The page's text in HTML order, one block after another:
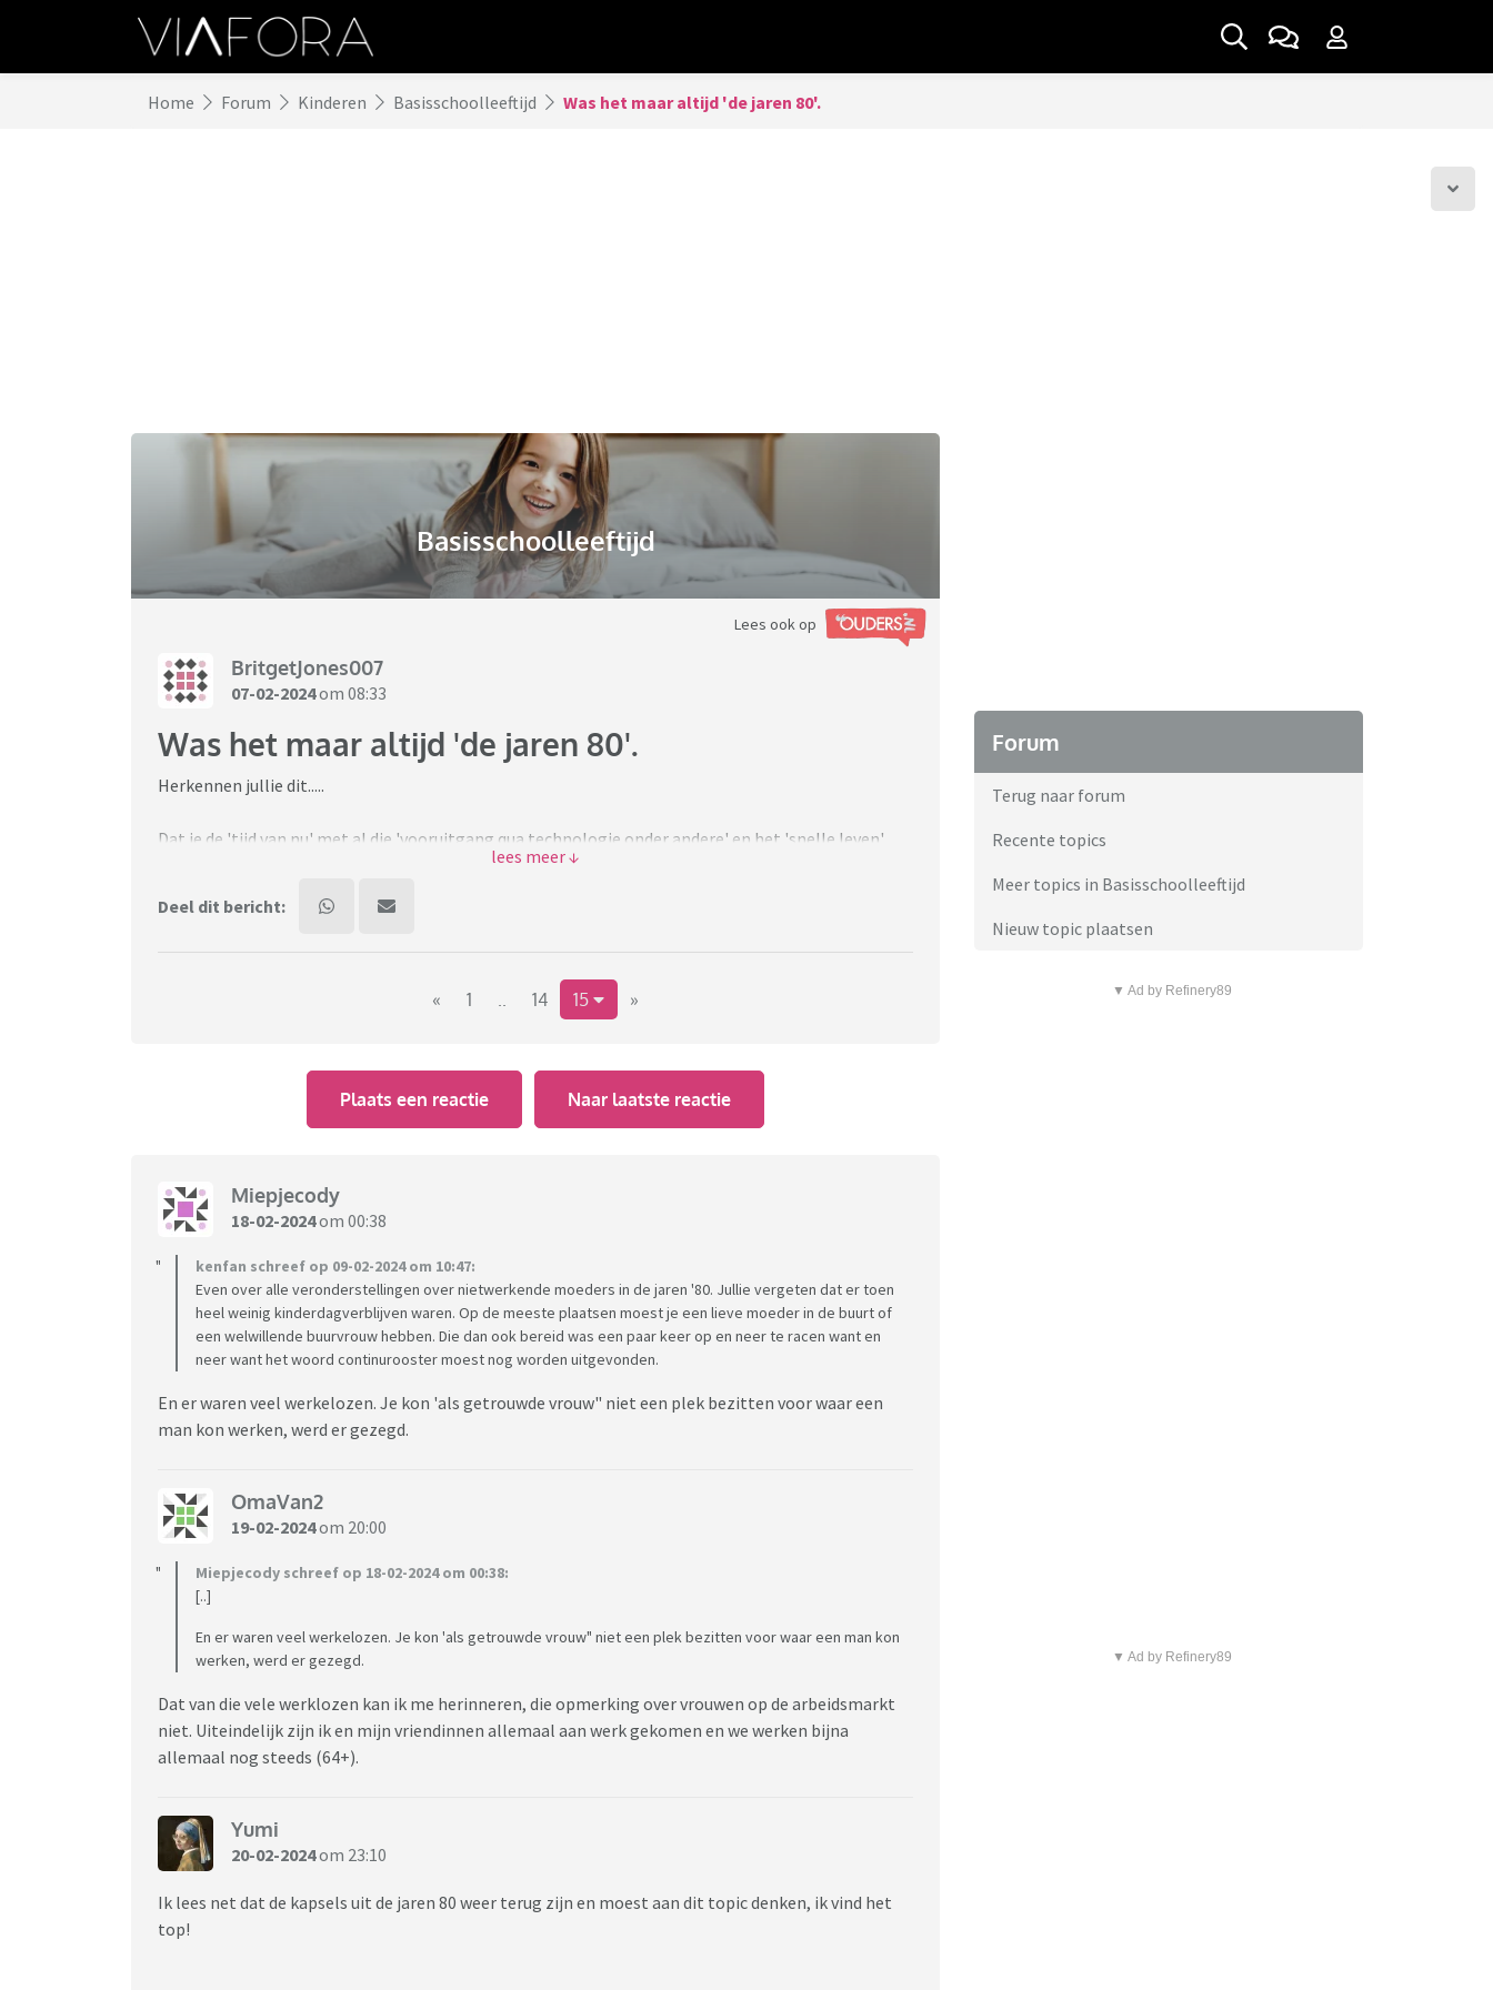
Home Forum Kinderen Basisschoolleeftijd Was het maar altijd 'de jaren 80'.
Basisschoolleeftijd
Lees ook op
BritgetJones007
07-02-2024om 08:33
Was het maar altijd 'de jaren 80'.
Herkennen jullie dit.....
Dat je de 'tijd van nu' met al die 'vooruitgang qua technologie onder andere' en het 'snelle leven',
dat je dan bij jezelf denkt dat je dit juist 'achteruitgang' vindt?
Dat je de tijdsgeest mist van de jaren 80 en vooruit, ook de jaren 90. De gezelligheid, de
Deel dit bericht:
« 1 .. 14 15 »
Plaats een reactie Naar laatste reactie
Miepjecody
18-02-2024om 00:38
kenfan schreef op 09-02-2024 om 10:47:
Even over alle veronderstellingen over nietwerkende moeders in de jaren '80. Jullie vergeten dat er toen
heel weinig kinderdagverblijven waren. Op de meeste plaatsen moest je een lieve moeder in de buurt of
een welwillende buurvrouw hebben. Die dan ook bereid was een paar keer op en neer te racen want en
neer want het woord continurooster moest nog worden uitgevonden.
En er waren veel werkelozen. Je kon 'als getrouwde vrouw" niet een plek bezitten voor waar een
man kon werken, werd er gezegd.
OmaVan2
19-02-2024om 20:00
Miepjecody schreef op 18-02-2024 om 00:38:
[..]
En er waren veel werkelozen. Je kon 'als getrouwde vrouw" niet een plek bezitten voor waar een man kon
werken, werd er gezegd.
Dat van die vele werklozen kan ik me herinneren, die opmerking over vrouwen op de arbeidsmarkt
niet. Uiteindelijk zijn ik en mijn vriendinnen allemaal aan werk gekomen en we werken bijna
allemaal nog steeds (64+).
Yumi
20-02-2024om 23:10
Ik lees net dat de kapsels uit de jaren 80 weer terug zijn en moest aan dit topic denken, ik vind het
top!
Forum
Terug naar forum
Recente topics
Meer topics in Basisschoolleeftijd
Nieuw topic plaatsen
▼ Ad by Refinery89
▼ Ad by Refinery89